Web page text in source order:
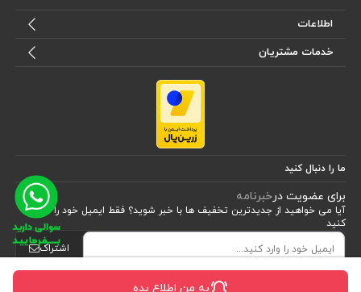
به من اطلاع بده
اطلاعات
خدمات مشتریان
ما را دنبال کنید
برای عضویت درخبرنامه
آیا می خواهید از جدید‌ترین تخفیف‌ ها با‌ خبر شوید؟ فقط ایمیل خود را ثبت
کنید
اشتراک